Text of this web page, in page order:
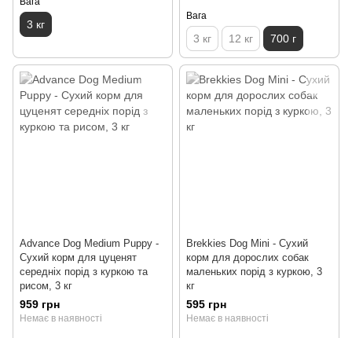
3 кг
Вага
3 кг 12 кг 700 г
Advance Dog Medium Puppy -
Сухий корм для цуценят
середніх порід з куркою та
рисом, 3 кг
959 грн
Немає в наявності
Brekkies Dog Mini - Сухий
корм для дорослих собак
маленьких порід з куркою, 3
кг
595 грн
Немає в наявності